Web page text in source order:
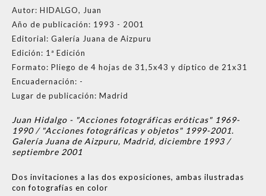
Autor: HIDALGO, Juan
Año de publicación: 1993 - 2001
Editorial: Galería Juana de Aizpuru
Edición: 1ª Edición
Formato: Pliego de 4 hojas de 31,5x43 y díptico de 21x31
Encuadernación: -
Lugar de publicación: Madrid
Juan Hidalgo - "Acciones fotográficas eróticas" 1969-
1990 / "Acciones fotográficas y objetos" 1999-2001.
Galería Juana de Aizpuru, Madrid, diciembre 1993 /
septiembre 2001
Dos invitaciones a las dos exposiciones, ambas ilustradas
con fotografías en color